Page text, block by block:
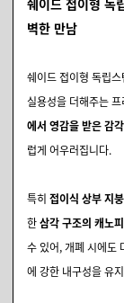
쉐이드 접이형 독
벽한 만남
쉐이드 접이형 독립
실용성을 더해주는
에서 영감을 받은 감
럽게 어우러집니다.
특히 접이식 상부 지붕
한삼각 구조의 캐노피
수 있어, 개폐 시에도
에 강한 내구성을 유